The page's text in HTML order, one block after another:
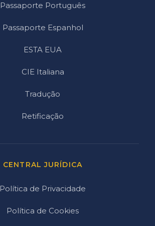
Passaporte Português
Passaporte Espanhol
ESTA EUA
CIE Italiana
Tradução
Retificação
CENTRAL JURÍDICA
Política de Privacidade
Política de Cookies